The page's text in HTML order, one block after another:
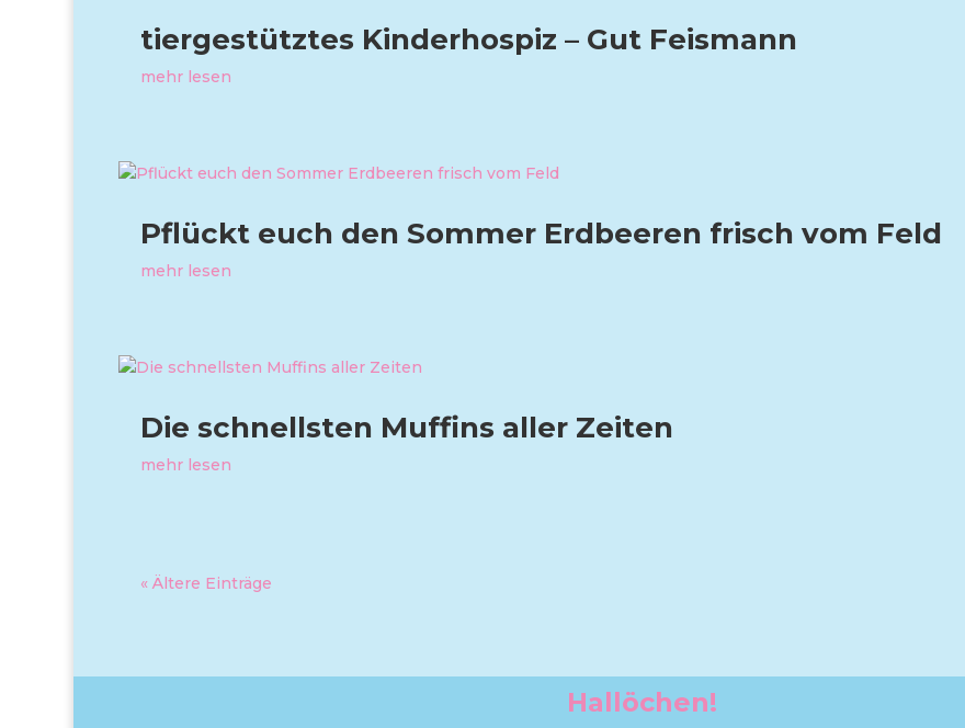
tiergestütztes Kinderhospiz – Gut Feismann
mehr lesen
Pflückt euch den Sommer Erdbeeren frisch vom Feld
mehr lesen
Die schnellsten Muffins aller Zeiten
mehr lesen
« Ältere Einträge
Hallöchen!